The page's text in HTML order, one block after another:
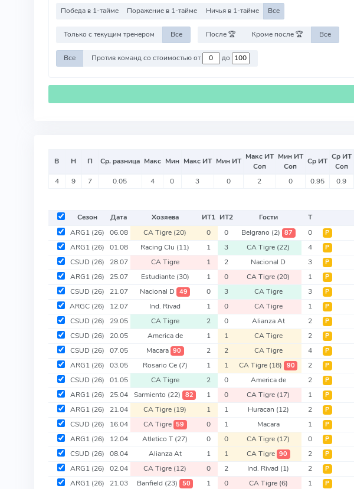
Победа в 1-тайме Поражение в 1-тайме Ничья в 1-тайме Все
Только с текущим тренером Все После 🏆 Кроме после 🏆 Все
Все Против команд со стоимостью от до
В Н П Ср. разница Макс Мин Макс ИТ Мин ИТ Макс ИТ
Соп
Мин ИТ
Соп
Ср ИТ Ср ИТ
Соп
4 9 7 0.05 4 0 3 0 2 0 0.95 0.9
Сезон Дата Хозяева ИТ1 ИТ2 Гости Т
ARG1 (26) 06.08 CA Tigre (20) 0 0 Belgrano (2) 87 0 Р
ARG1 (26) 01.08 Racing Clu (11) 1 3 CA Tigre (22) 4 Р
CSUD (26) 28.07 CA Tigre 1 2 Nacional D 3 Р
ARG1 (26) 25.07 Estudiante (30) 1 0 CA Tigre (20) 1 Р
CSUD (26) 21.07 Nacional D 49 0 3 CA Tigre 3 Р
ARGC (26) 12.07 Ind. Rivad 1 0 CA Tigre 1 Р
CSUD (26) 29.05 CA Tigre 2 0 Alianza At 2 Р
CSUD (26) 20.05 America de 1 1 CA Tigre 2 Р
CSUD (26) 07.05 Macara 90 2 2 CA Tigre 4 Р
ARG1 (26) 03.05 Rosario Ce (7) 1 1 CA Tigre (18) 90 2 Р
CSUD (26) 01.05 CA Tigre 2 0 America de 2 Р
ARG1 (26) 25.04 Sarmiento (22) 82 1 0 CA Tigre (17) 1 Р
ARG1 (26) 21.04 CA Tigre (19) 1 1 Huracan (12) 2 Р
CSUD (26) 16.04 CA Tigre 59 0 1 Macara 1 Р
ARG1 (26) 12.04 Atletico T (27) 0 0 CA Tigre (17) 0 Р
CSUD (26) 08.04 Alianza At 1 1 CA Tigre 90 2 Р
ARG1 (26) 02.04 CA Tigre (12) 0 2 Ind. Rivad (1) 2 Р
ARG1 (26) 21.03 Banfield (23) 50 1 0 CA Tigre (6) 1 Р